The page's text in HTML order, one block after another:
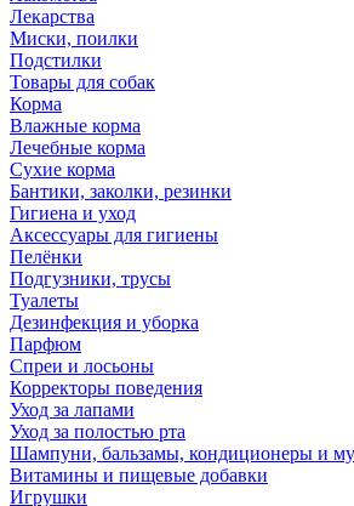
Лекарства
Миски, поилки
Подстилки
Товары для собак
Корма
Влажные корма
Лечебные корма
Сухие корма
Бантики, заколки, резинки
Гигиена и уход
Аксессуары для гигиены
Пелёнки
Подгузники, трусы
Туалеты
Дезинфекция и уборка
Парфюм
Спреи и лосьоны
Корректоры поведения
Уход за лапами
Уход за полостью рта
Шампуни, бальзамы, кондиционеры и
Витамины и пищевые добавки
Игрушки